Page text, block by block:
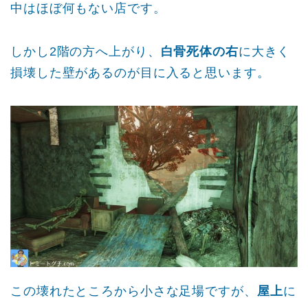
中はほぼ何もない店です。
しかし2階の方へ上がり、 白骨死体の右に大きく
損壊した壁があるのが目に入ると思います。
この壊れたところから小さな足場ですが、 屋上に